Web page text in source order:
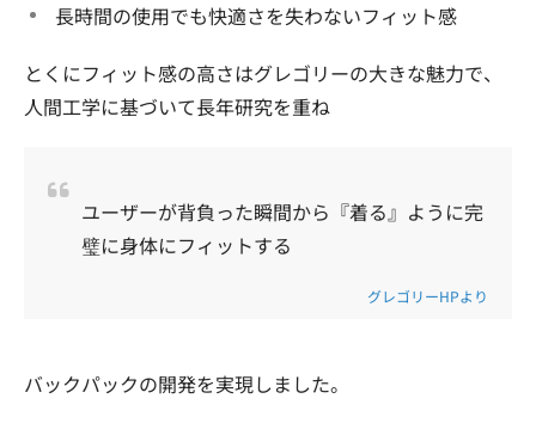
長時間の使用でも快適さを失わないフィット感
とくにフィット感の高さはグレゴリーの大きな魅力で、
人間工学に基づいて長年研究を重ね
ユーザーが背負った瞬間から『着る』ように完
璧に身体にフィットする
グレゴリーHPより
バックパックの開発を実現しました。